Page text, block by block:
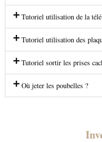
Tutoriel utilisation de la
Tutoriel utilisation des
Tutoriel sortir les prises
Où jeter les poubelles ?